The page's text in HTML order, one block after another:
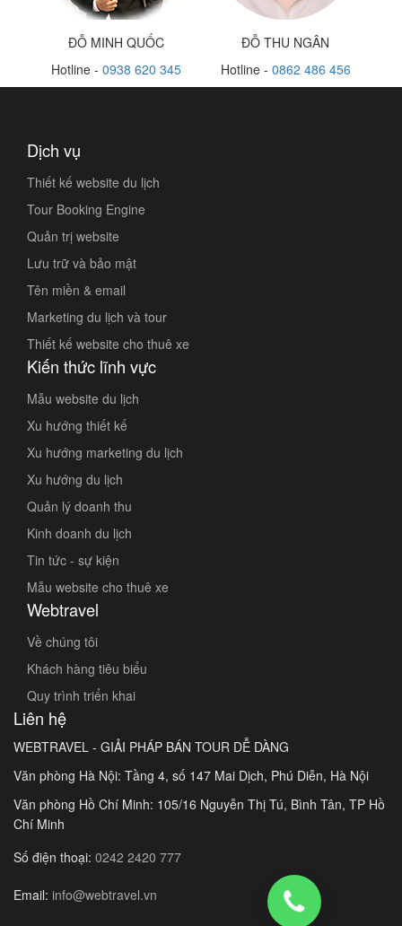
ĐỖ MINH QUỐC
Hotline - 0938 620 345
ĐỖ THU NGÂN
Hotline - 0862 486 456
Dịch vụ
Thiết kế website du lịch
Tour Booking Engine
Quản trị website
Lưu trữ và bảo mật
Tên miền & email
Marketing du lịch và tour
Thiết kế website cho thuê xe
Kiến thức lĩnh vực
Mẫu website du lịch
Xu hướng thiết kế
Xu hướng marketing du lịch
Xu hướng du lịch
Quản lý doanh thu
Kinh doanh du lịch
Tin tức - sự kiện
Mẫu website cho thuê xe
Webtravel
Về chúng tôi
Khách hàng tiêu biểu
Quy trình triển khai
Liên hệ
WEBTRAVEL - GIẢI PHÁP BÁN TOUR DỄ DÀNG
Văn phòng Hà Nội: Tầng 4, số 147 Mai Dịch, Phú Diễn, Hà Nội
Văn phòng Hồ Chí Minh: 105/16 Nguyễn Thị Tú, Bình Tân, TP Hồ
Chí Minh
Số điện thoại: 0242 2420 777
Email: info@webtravel.vn